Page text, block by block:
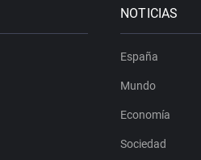
NOTICIAS
España
Mundo
Economía
Sociedad